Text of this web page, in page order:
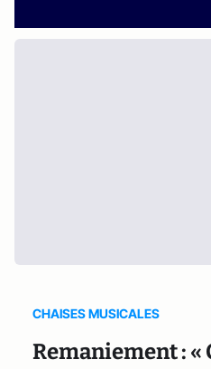
CHAISES MUSICALES
Remaniement : «